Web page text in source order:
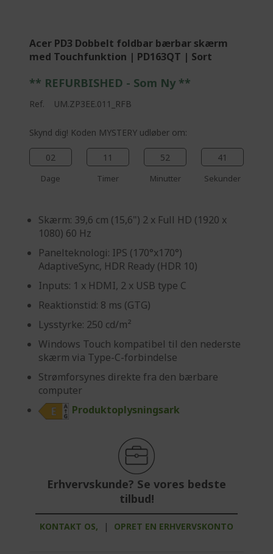
g
p
Acer PD3 Dobbelt foldbar bærbar skærm
med Touchfunktion | PD163QT | Sort
** REFURBISHED - Som Ny **
Ref. UM.ZP3EE.011_RFB
Skynd dig! Koden MYSTERY udløber om:
02
Dage
11
Timer
52
Minutter
40
Sekunder
Skærm: 39,6 cm (15,6") 2 x Full HD (1920 x
1080) 60 Hz
Panelteknologi: IPS (170°x170°)
AdaptiveSync, HDR Ready (HDR 10)
Inputs: 1 x HDMI, 2 x USB type C
Reaktionstid: 8 ms (GTG)
Lysstyrke: 250 cd/m²
Windows Touch kompatibel til den nederste
skærm via Type-C-forbindelse
Strømforsynes direkte fra den bærbare
computer
Produktoplysningsark
Erhvervskunde? Se vores bedste
tilbud!
KONTAKT OS, | OPRET EN ERHVERVSKONTO